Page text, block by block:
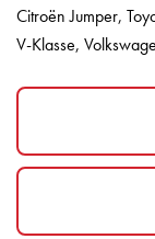
Citroën Jumper,
V-Klasse,